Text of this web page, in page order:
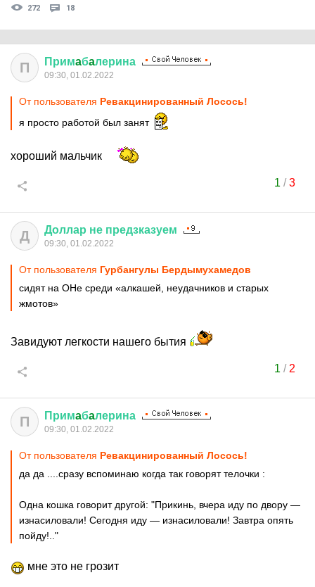
272 18
П Примaбaлерина
09:30, 01.02.2022
От пользователя Ревакцинированный Лосось!
я просто работой был занят
хороший мальчик
1 /3
Д Доллар не предзказуем
09:30, 01.02.2022
От пользователя Гурбангулы Бердымухамедов
сидят на ОНе среди «алкашей, неудачников и старых
жмотов»
Завидуют легкости нашего бытия
1 / 2
П Примaбaлерина
09:30, 01.02.2022
От пользователя Ревакцинированный Лосось!
да да ....сразу вспоминаю когда так говорят телочки :
Одна кошка говорит другой: "Прикинь, вчера иду по двору —
изнасиловали! Сегодня иду — изнасиловали! Завтра опять
пойду!.."
мне это не грозит